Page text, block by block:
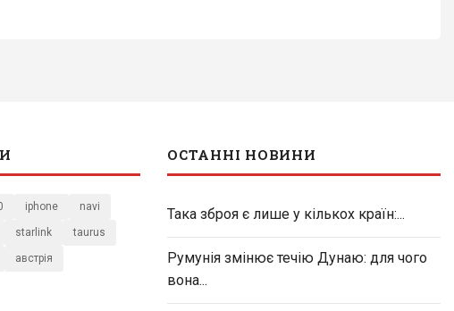
iphone navi
starlink taurus
австрія
ОСТАННІ НОВИНИ
Така зброя є лише у кількох країн:...
Румунія змінює течію Дунаю: для чого
вона...